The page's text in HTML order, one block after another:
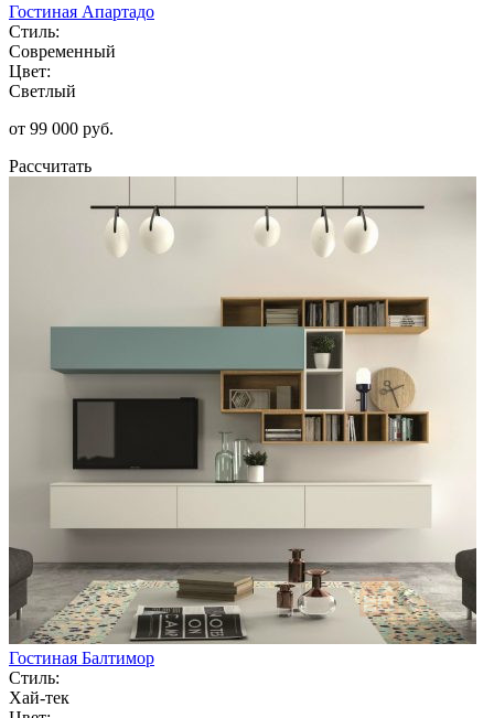
Гостиная Апартадо
Стиль:
Современный
Цвет:
Светлый
от 99 000 руб.
Рассчитать
Гостиная Балтимор
Стиль:
Хай-тек